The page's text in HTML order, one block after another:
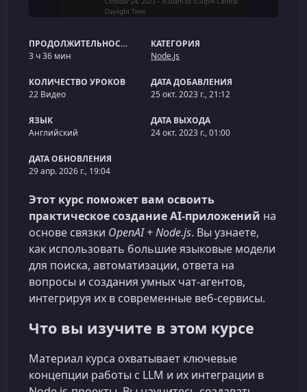
ПРОДОЛЖИТЕЛЬНОСТЬ
3 ч 36 мин
КАТЕГОРИЯ
Node.js
КОЛИЧЕСТВО УРОКОВ
22 Видео
ДАТА ДОБАВЛЕНИЯ
25 окт. 2023 г., 21:12
ЯЗЫК
Английский
ДАТА ВЫХОДА
24 окт. 2023 г., 01:00
ДАТА ОБНОВЛЕНИЯ
29 апр. 2026 г., 19:04
Этот курс поможет вам освоить
практическое создание AI‑приложений на
основе связки OpenAI + Node.js. Вы узнаете,
как использовать большие языковые модели
для поиска, автоматизации, ответа на
вопросы и создания умных чат‑агентов,
интегрируя их в современные веб‑сервисы.
Что вы изучите в этом курсе
Материал курса охватывает ключевые
концепции работы с LLM и их интеграции в